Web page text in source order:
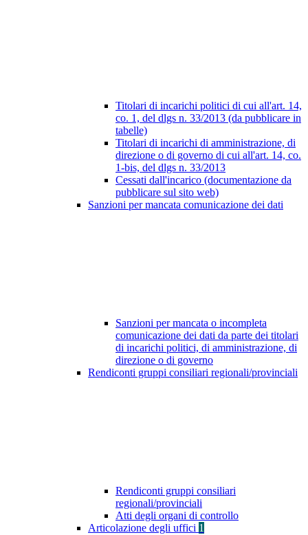
Titolari di incarichi politici di cui all'art. 14,
co. 1, del dlgs n. 33/2013 (da pubblicare in
tabelle)
Titolari di incarichi di amministrazione, di
direzione o di governo di cui all'art. 14, co.
1-bis, del dlgs n. 33/2013
Cessati dall'incarico (documentazione da
pubblicare sul sito web)
Sanzioni per mancata comunicazione dei dati
Sanzioni per mancata o incompleta
comunicazione dei dati da parte dei titolari
di incarichi politici, di amministrazione, di
direzione o di governo
Rendiconti gruppi consiliari regionali/provinciali
Rendiconti gruppi consiliari
regionali/provinciali
Atti degli organi di controllo
Articolazione degli uffici 1